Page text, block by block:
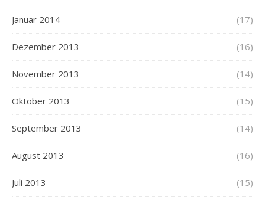
Januar 2014 (17)
Dezember 2013 (16)
November 2013 (14)
Oktober 2013 (15)
September 2013 (14)
August 2013 (16)
Juli 2013 (15)